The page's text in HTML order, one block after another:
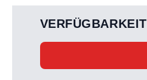
VERFÜGBARKEIT